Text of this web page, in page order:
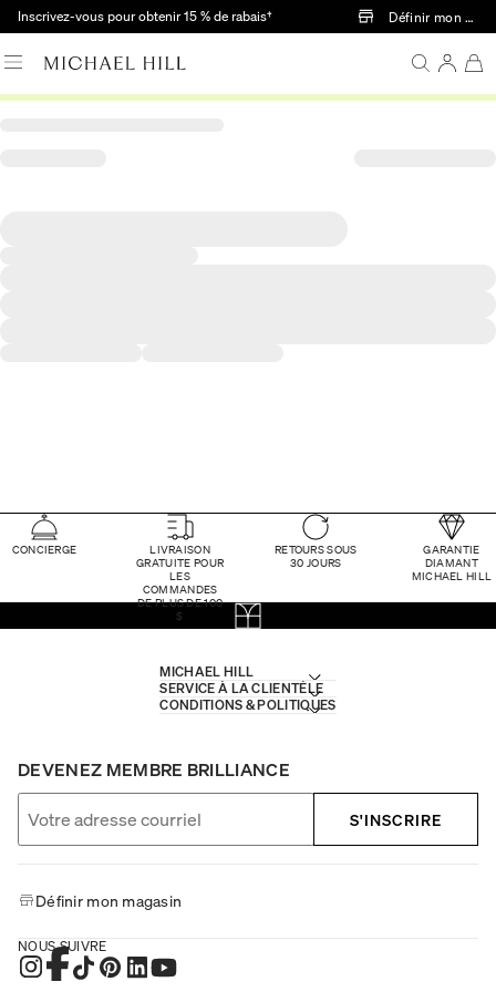
Passer au contenu principal
Inscrivez-vous pour obtenir 15 % de rabais† Définir mon
CONCIERGE
LIVRAISON
GRATUITE POUR
LES
COMMANDES
DE PLUS DE 100
$
RETOURS SOUS
30 JOURS
GARANTIE
DIAMANT
MICHAEL HILL
MICHAEL HILL
SERVICE À LA CLIENTÈLE
CONDITIONS & POLITIQUES
DEVENEZ MEMBRE BRILLIANCE
S'INSCRIRE
Définir mon magasin
NOUS SUIVRE